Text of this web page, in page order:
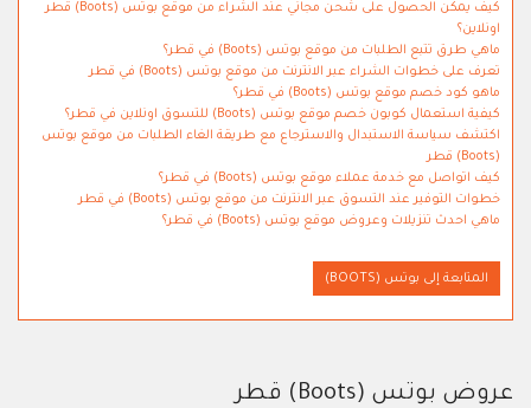
كيف يمكن الحصول على شحن مجاني عند الشراء من موقع بوتس (Boots) قطر
اونلاين؟
ماهي طرق تتبع الطلبات من موقع بوتس (Boots) في قطر؟
تعرف على خطوات الشراء عبر الانترنت من موقع بوتس (Boots) في قطر
ماهو كود خصم موقع بوتس (Boots) في قطر؟
كيفية استعمال كوبون خصم موقع بوتس (Boots) للتسوق اونلاين في قطر؟
اكتشف سياسة الاستبدال والاسترجاع مع طريقة الغاء الطلبات من موقع بوتس
(Boots) قطر
كيف اتواصل مع خدمة عملاء موقع بوتس (Boots) في قطر؟
خطوات التوفير عند التسوق عبر الانترنت من موقع بوتس (Boots) في قطر
ماهي احدث تنزيلات وعروض موقع بوتس (Boots) في قطر؟
المتابعة إلى بوتس (BOOTS)
عروض بوتس (Boots) قطر